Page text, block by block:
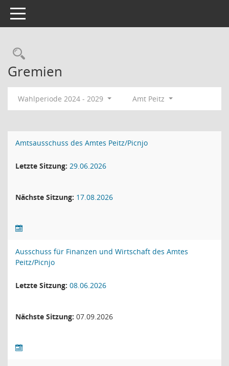
Toggle navigation
Rechercheauswahl
Gremien
Wahlperiode 2024 - 2029 Amt Peitz
Amtsausschuss des Amtes Peitz/Picnjo
Letzte Sitzung: 29.06.2026
Nächste Sitzung: 17.08.2026
Ausschuss für Finanzen und Wirtschaft des Amtes
Peitz/Picnjo
Letzte Sitzung: 08.06.2026
Nächste Sitzung: 07.09.2026